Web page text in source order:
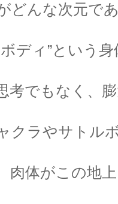
どんな次元で
ディ”という
考でもなく、
クラやサトル
肉体がこの地